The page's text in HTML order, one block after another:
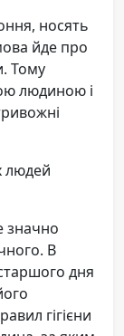
носять
йде про
Тому
людиною і
людей
значно
В
дня
гігієни